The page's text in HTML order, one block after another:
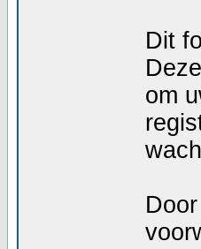
Dit
om